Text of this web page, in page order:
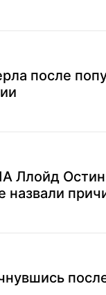
после
Ллойд Остин
назвали